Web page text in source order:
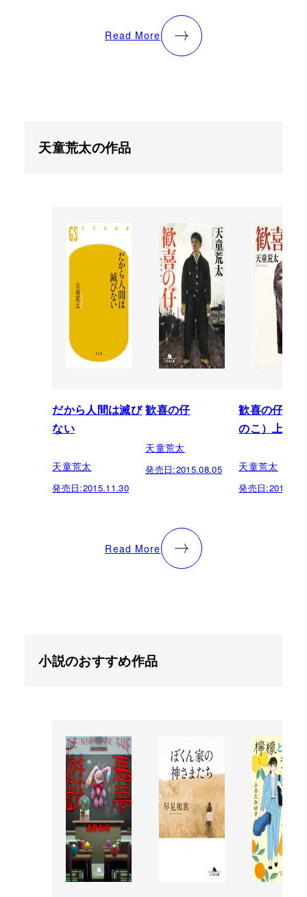
Read More
天童荒太の作品
だから人間は滅び
ない
天童荒太
発売日:2015.11.30
歓喜の仔
天童荒太
発売日:2015.08.05
歓喜の仔（
のこ）上
天童荒太
発売日:
Read More
小説のおすすめ作品